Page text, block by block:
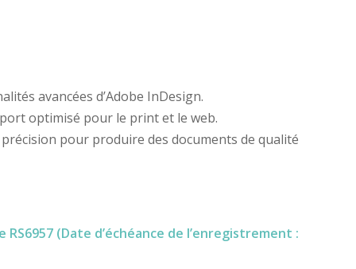
avancées d’Adobe InDesign.
optimisé pour le print et le web.
pour produire des documents de qualité
(Date d’échéance de l’enregistrement :